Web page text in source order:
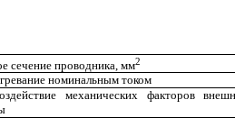
сечение проводника, мм2
номинальным током
механических факторов